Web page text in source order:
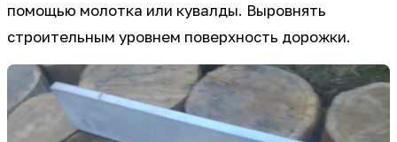
помощью молотка или кувалды. Выровнять
строительным уровнем поверхность дорожки.